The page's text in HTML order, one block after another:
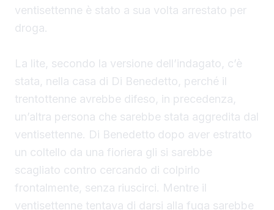
ventisettenne è stato a sua volta arrestato per
droga.
La lite, secondo la versione dell’indagato, c’è
stata, nella casa di Di Benedetto, perché il
trentottenne avrebbe difeso, in precedenza,
un’altra persona che sarebbe stata aggredita dal
ventisettenne. Di Benedetto dopo aver estratto
un coltello da una fioriera gli si sarebbe
scagliato contro cercando di colpirlo
frontalmente, senza riuscirci. Mentre il
ventisettenne tentava di darsi alla fuga sarebbe